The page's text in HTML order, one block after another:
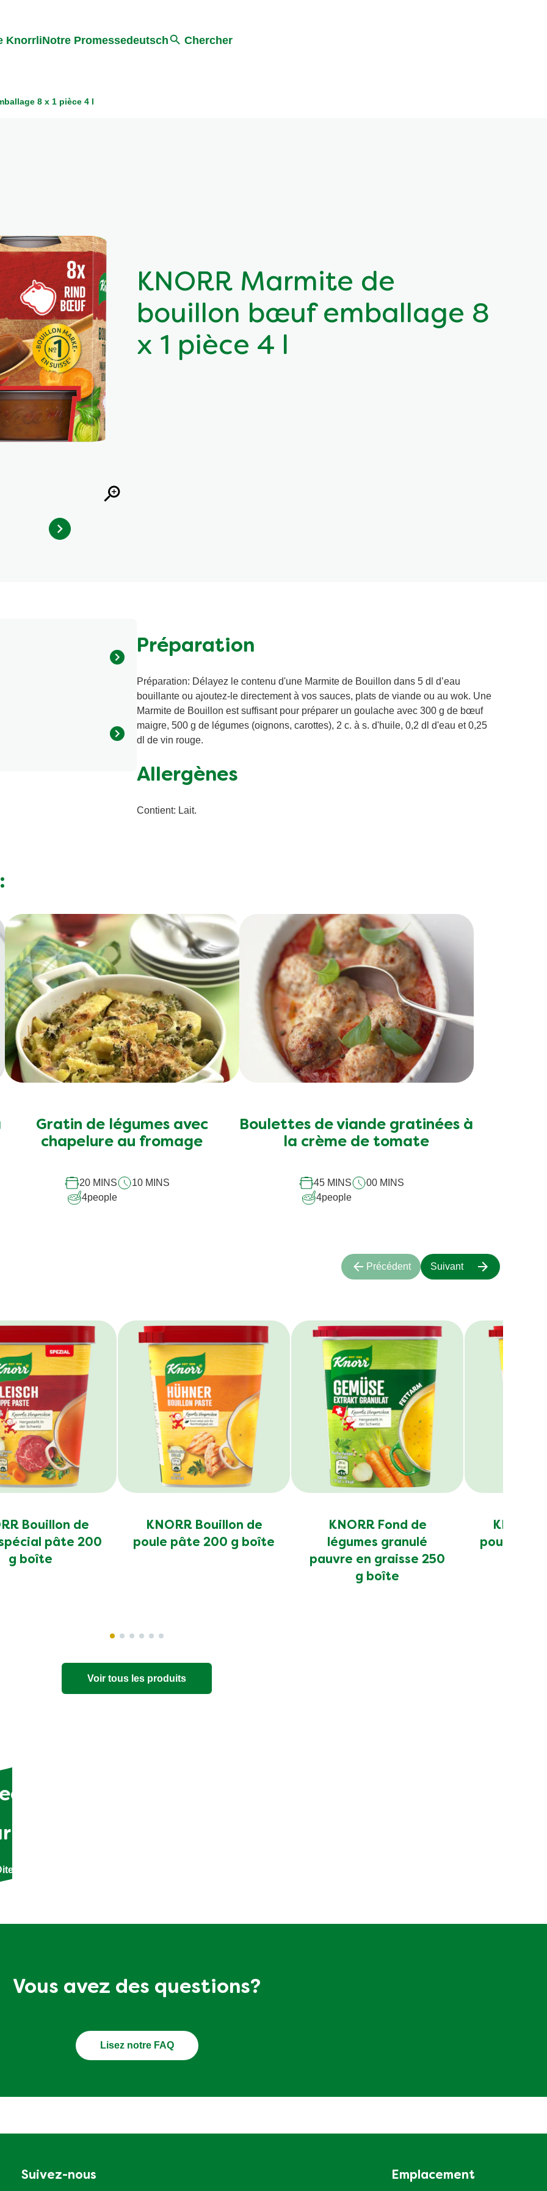
KnorrliNotre Promessedeutsch Chercher
8 x 1 pièce 4 l
KNORR Marmite de
bouillon bœuf emballage 8
x 1 pièce 4 l
de bœuf en poudre,
0.7 g
0.5 g
<0.5 g
0.5 g
3 g
Préparation
Préparation: Délayez le contenu d'une Marmite de Bouillon dans 5 dl d’eau
bouillante ou ajoutez-le directement à vos sauces, plats de viande ou au wok. Une
Marmite de Bouillon est suffisant pour préparer un goulache avec 300 g de bœuf
maigre, 500 g de légumes (oignons, carottes), 2 c. à s. d'huile, 0,2 dl d'eau et 0,25
dl de vin rouge.
Allergènes
Contient: Lait.
Gratin de légumes avec
chapelure au fromage
20 MINS
10 MINS
4people
Boulettes de viande gratinées à
la crème de tomate
45 MINS
00 MINS
4people
Bouillon de
pâte 200
g boîte
KNORR Bouillon de
poule pâte 200 g boîte
KNORR Fond de
légumes granulé
pauvre en graisse 250
g boîte
KNORR
poule
Précédent Suivant
Voir tous les produits
des recettes, des trucs et astuces
la façon de manger durable?
nous vos préférences culinaires et nous ferons le reste.
Vous avez des questions?
Lisez notre FAQ
Suivez-nous Emplacement